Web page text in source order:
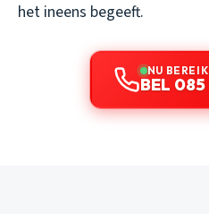
het ineens begeeft.
NU
BEL